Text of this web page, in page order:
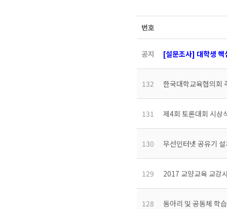
번호
공지 [설문조사] 대학생 핵
132 한국대학교육협의회
131 제4회 토론대회 시상
130 무선인터넷 공유기
129 2017 교양교육 교강
128 동아리 및 공동체 학